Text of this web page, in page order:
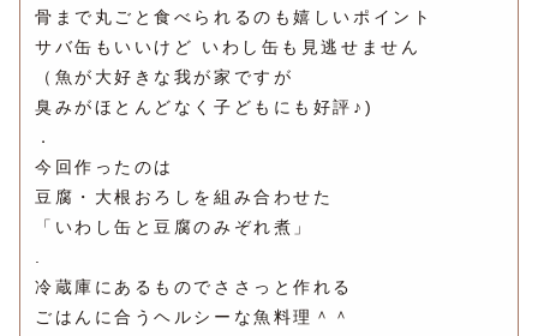
骨まで丸ごと食べられるのも嬉しいポイント
サバ缶もいいけど いわし缶も見逃せません
（魚が大好きな我が家ですが
臭みがほとんどなく子どもにも好評♪)
．
今回作ったのは
豆腐・大根おろしを組み合わせた
「いわし缶と豆腐のみぞれ煮」
.
冷蔵庫にあるものでささっと作れる
ごはんに合うヘルシーな魚料理＾＾